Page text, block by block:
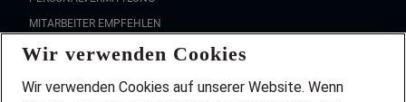
MITARBEITER EMPFEHLEN
FAQ
Wir stellen ein!
DEINE BERUFSGRUPPE
Wir verwenden Cookies
Wir verwenden Cookies auf unserer Website. Wenn